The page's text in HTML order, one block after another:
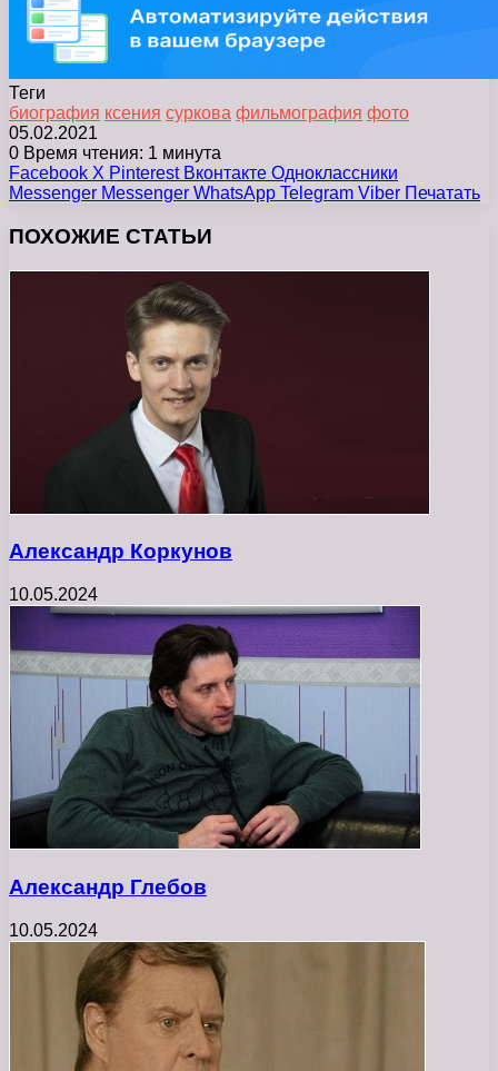
Теги
биография ксения суркова фильмография фото
05.02.2021
0 Время чтения: 1 минута
Facebook X Pinterest Вконтакте Одноклассники
Messenger Messenger WhatsApp Telegram Viber Печатать
ПОХОЖИЕ СТАТЬИ
Александр Коркунов
10.05.2024
Александр Глебов
10.05.2024